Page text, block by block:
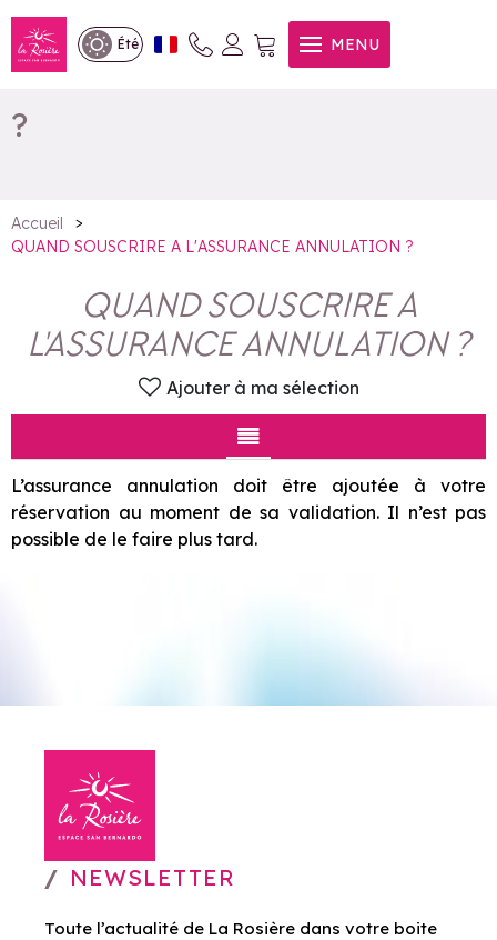
Été MENU
QUAND SOUSCRIRE A
L'ASSURANCE ANNULATION
?
Accueil
>
QUAND SOUSCRIRE A L'ASSURANCE ANNULATION ?
QUAND SOUSCRIRE A
L'ASSURANCE ANNULATION ?
Ajouter à ma sélection
L’assurance annulation doit être ajoutée à votre
réservation au moment de sa validation. Il n’est pas
possible de le faire plus tard.
NEWSLETTER
Toute l’actualité de La Rosière dans votre boite